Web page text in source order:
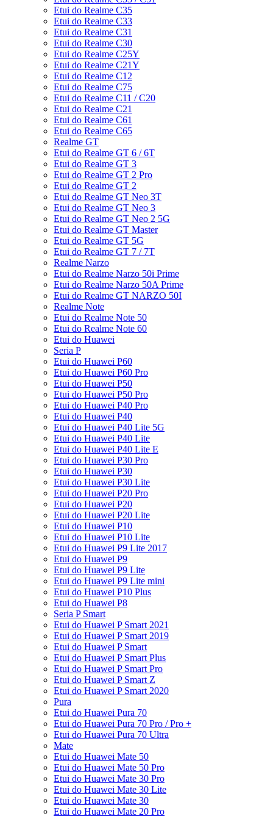
Etui do Realme C35
Etui do Realme C33
Etui do Realme C31
Etui do Realme C30
Etui do Realme C25Y
Etui do Realme C21Y
Etui do Realme C12
Etui do Realme C75
Etui do Realme C11 / C20
Etui do Realme C21
Etui do Realme C61
Etui do Realme C65
Realme GT
Etui do Realme GT 6 / 6T
Etui do Realme GT 3
Etui do Realme GT 2 Pro
Etui do Realme GT 2
Etui do Realme GT Neo 3T
Etui do Realme GT Neo 3
Etui do Realme GT Neo 2 5G
Etui do Realme GT Master
Etui do Realme GT 5G
Etui do Realme GT 7 / 7T
Realme Narzo
Etui do Realme Narzo 50i Prime
Etui do Realme Narzo 50A Prime
Etui do Realme GT NARZO 50I
Realme Note
Etui do Realme Note 50
Etui do Realme Note 60
Etui do Huawei
Seria P
Etui do Huawei P60
Etui do Huawei P60 Pro
Etui do Huawei P50
Etui do Huawei P50 Pro
Etui do Huawei P40 Pro
Etui do Huawei P40
Etui do Huawei P40 Lite 5G
Etui do Huawei P40 Lite
Etui do Huawei P40 Lite E
Etui do Huawei P30 Pro
Etui do Huawei P30
Etui do Huawei P30 Lite
Etui do Huawei P20 Pro
Etui do Huawei P20
Etui do Huawei P20 Lite
Etui do Huawei P10
Etui do Huawei P10 Lite
Etui do Huawei P9 Lite 2017
Etui do Huawei P9
Etui do Huawei P9 Lite
Etui do Huawei P9 Lite mini
Etui do Huawei P10 Plus
Etui do Huawei P8
Seria P Smart
Etui do Huawei P Smart 2021
Etui do Huawei P Smart 2019
Etui do Huawei P Smart
Etui do Huawei P Smart Plus
Etui do Huawei P Smart Pro
Etui do Huawei P Smart Z
Etui do Huawei P Smart 2020
Pura
Etui do Huawei Pura 70
Etui do Huawei Pura 70 Pro / Pro +
Etui do Huawei Pura 70 Ultra
Mate
Etui do Huawei Mate 50
Etui do Huawei Mate 50 Pro
Etui do Huawei Mate 30 Pro
Etui do Huawei Mate 30 Lite
Etui do Huawei Mate 30
Etui do Huawei Mate 20 Pro